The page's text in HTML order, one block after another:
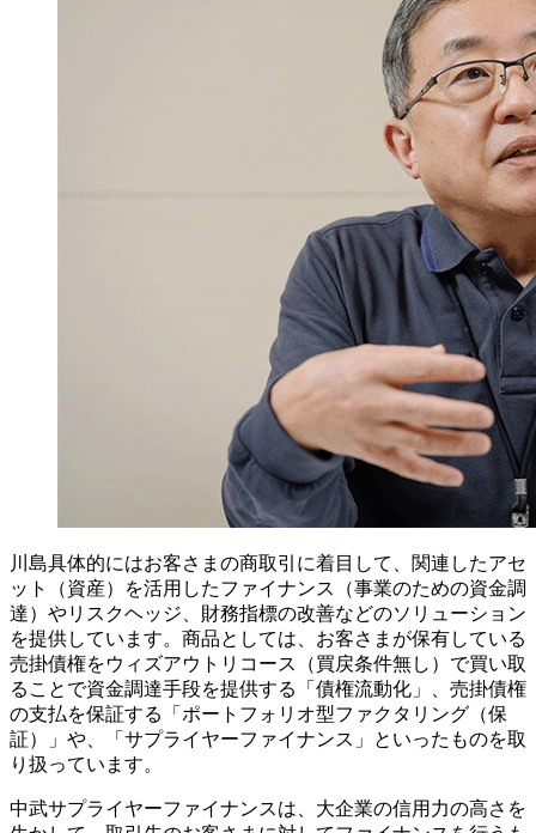
川島具体的にはお客さまの商取引に着目して、関連したアセ
ット（資産）を活用したファイナンス（事業のための資金調
達）やリスクヘッジ、財務指標の改善などのソリューション
を提供しています。商品としては、お客さまが保有している
売掛債権をウィズアウトリコース（買戻条件無し）で買い取
ることで資金調達手段を提供する「債権流動化」、売掛債権
の支払を保証する「ポートフォリオ型ファクタリング（保
証）」や、「サプライヤーファイナンス」といったものを取
り扱っています。
中武サプライヤーファイナンスは、大企業の信用力の高さを